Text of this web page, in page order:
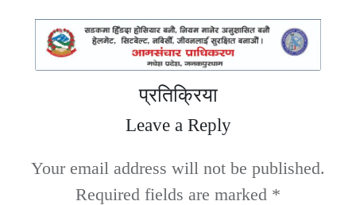
प्रतिक्रिया
Leave a Reply
Your email address will not be published.
Required fields are marked *